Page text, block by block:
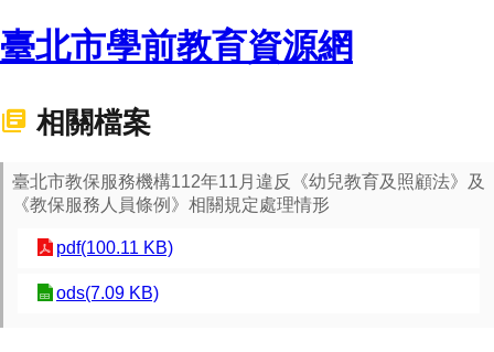
臺北市學前教育資源網
相關檔案
臺北市教保服務機構112年11月違反《幼兒教育及照顧法》及
《教保服務人員條例》相關規定處理情形
pdf(100.11 KB)
ods(7.09 KB)